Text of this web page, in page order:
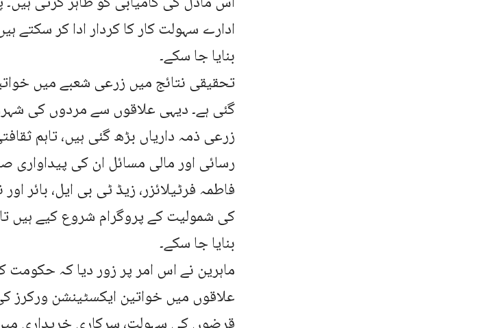
ادارے سہولت کار کا کردار ادا کر سکتے
بنایا جا سکے۔
تحقیقی نتائج میں زرعی شعبے میں
گئی ہے۔ دیہی علاقوں سے مردوں کی
زرعی ذمہ داریاں بڑھ گئی ہیں، تاہم
رسائی اور مالی مسائل ان کی پیداواری
فاطمہ فرٹیلائزر، زیڈ ٹی بی ایل، بائر
کی شمولیت کے پروگرام شروع کیے ہیں
بنایا جا سکے۔
ماہرین نے اس امر پر زور دیا کہ حکومت
علاقوں میں خواتین ایکسٹینشن ورکرز